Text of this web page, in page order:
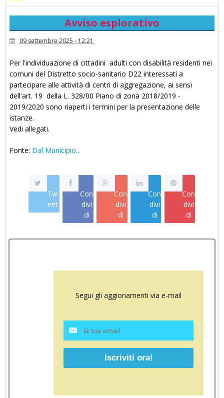
Avviso esplorativo
09 settembre 2025 - 12:21
Per l'individuazione di cittadini adulti con disabilità residenti nei
comuni del Distretto socio-sanitario D22 interessati a
partecipare alle attività di centri di aggregazione, ai sensi
dell'art. 19 della L. 328/00 Piano di zona 2018/2019 -
2019/2020 sono riaperti i termini per la presentazione delle
istanze.
Vedi allegati.
Fonte: Dal Municipio..
Tw
eet
Con
divi
di
Con
divi
di
Con
divi
di
Con
divi
di
Segui gli aggionamenti via e-mail